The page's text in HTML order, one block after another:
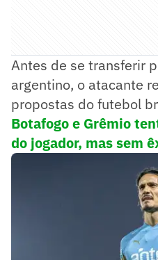
Antes de se transferir
argentino, o atacante
propostas do futebol
Botafogo e Grêmio
do jogador, mas sem